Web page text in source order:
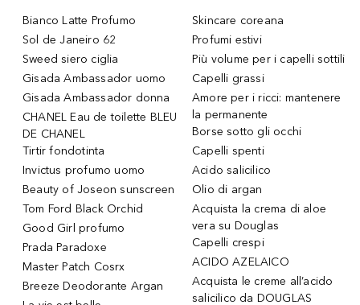
Bianco Latte Profumo
Sol de Janeiro 62
Sweed siero ciglia
Gisada Ambassador uomo
Gisada Ambassador donna
CHANEL Eau de toilette BLEU
DE CHANEL
Tirtir fondotinta
Invictus profumo uomo
Beauty of Joseon sunscreen
Tom Ford Black Orchid
Good Girl profumo
Prada Paradoxe
Master Patch Cosrx
Breeze Deodorante Argan
Skincare coreana
Profumi estivi
Più volume per i capelli sottili
Capelli grassi
Amore per i ricci: mantenere
la permanente
Borse sotto gli occhi
Capelli spenti
Acido salicilico
Olio di argan
Acquista la crema di aloe
vera su Douglas
Capelli crespi
ACIDO AZELAICO
Acquista le creme all’acido
salicilico da DOUGLAS